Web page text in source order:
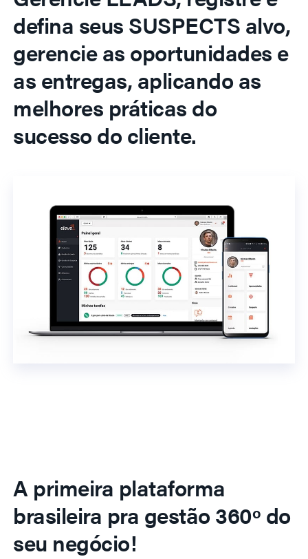
defina seus SUSPECTS alvo,
gerencie as oportunidades e
as entregas, aplicando as
melhores práticas do
sucesso do cliente.
A primeira plataforma
brasileira pra gestão 360º do
seu negócio!